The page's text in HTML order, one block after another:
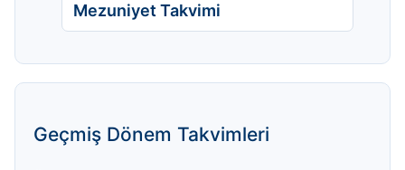
Mezuniyet Takvimi
Geçmiş Dönem Takvimleri